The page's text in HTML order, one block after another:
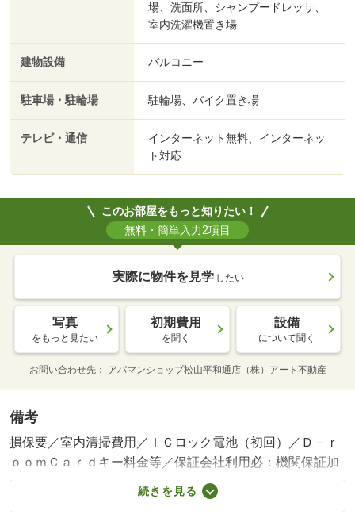
場、洗面所、シャンプードレッサ、
室内洗濯機置き場
建物設備 バルコニー
駐車場・駐輪場 駐輪場、バイク置き場
テレビ・通信
インターネット無料、インターネッ
ト対応
このお部屋をもっと知りたい！
無料・簡単入力2項目
実際に物件を見学 したい
写真
をもっと見たい
初期費用
を聞く
設備
について聞く
お問い合わせ先 アパマンショップ松山平和通店（株）アート不動産
備考
損保要／室内清掃費用／ＩＣロック電池（初回）／Ｄ－ｒ
ｏｏｍＣａｒｄキー料金等／保証会社利用必：機関保証加
入必須。初回保証料３５０００円、月額保証料賃料等総額
の１％＋８００円／月（その他商品あり）／［退去時費
続きを見る